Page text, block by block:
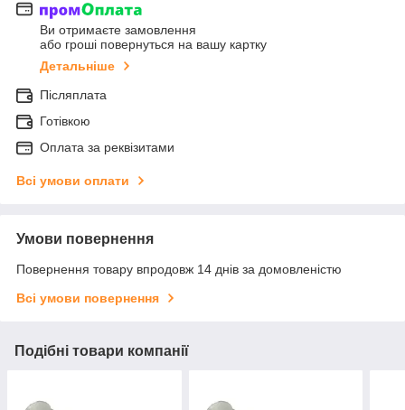
Ви отримаєте замовлення
або гроші повернуться на вашу картку
Детальніше
Післяплата
Готівкою
Оплата за реквізитами
Всі умови оплати
Умови повернення
Повернення товару впродовж 14 днів за домовленістю
Всі умови повернення
Подібні товари компанії